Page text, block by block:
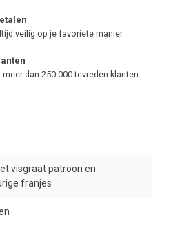
veilig op je favoriete manier
meer dan 250.000 tevreden klanten
visgraat patroon en
franjes